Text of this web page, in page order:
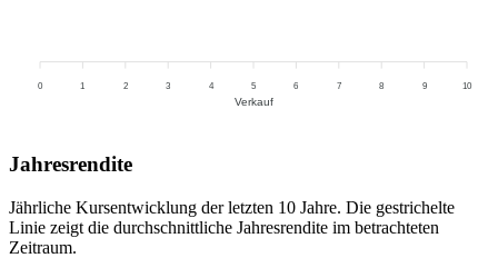
0 1 2 3 4 5 6 7 8 9 10
Verkauf
Jahresrendite
Jährliche Kursentwicklung der letzten 10 Jahre. Die gestrichelte
Linie zeigt die durchschnittliche Jahresrendite im betrachteten
Zeitraum.